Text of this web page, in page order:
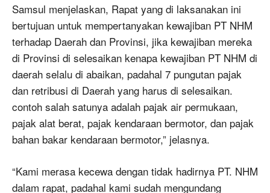
Samsul menjelaskan, Rapat yang di laksanakan ini
bertujuan untuk mempertanyakan kewajiban PT NHM
terhadap Daerah dan Provinsi, jika kewajiban mereka
di Provinsi di selesaikan kenapa kewajiban PT NHM di
daerah selalu di abaikan, padahal 7 pungutan pajak
dan retribusi di Daerah yang harus di selesaikan.
contoh salah satunya adalah pajak air permukaan,
pajak alat berat, pajak kendaraan bermotor, dan pajak
bahan bakar kendaraan bermotor,” jelasnya.
“Kami merasa kecewa dengan tidak hadirnya PT. NHM
dalam rapat, padahal kami sudah mengundang